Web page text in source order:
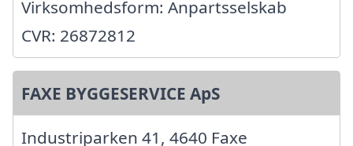
Virksomhedsform: Anpartsselskab
CVR: 26872812
FAXE BYGGESERVICE ApS
Industriparken 41, 4640 Faxe